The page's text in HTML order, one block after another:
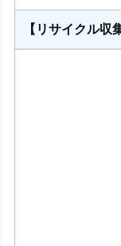
【リサイクル収